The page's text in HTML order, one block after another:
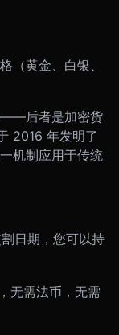
（黄金、白银、
——后者是加密货
2016 年发明了
机制应用于传统
日期，您可以持
无需法币，无需